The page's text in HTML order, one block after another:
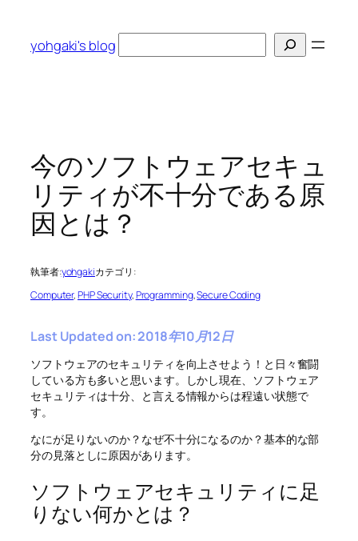
yohgaki's blog
索
今のソフトウェアセキュ
リティが不十分である原
因とは？
執筆者:yohgakiカテゴリ:
Computer, PHP Security, Programming, Secure Coding
Last Updated on: 2018年10月12日
ソフトウェアのセキュリティを向上させよう！と日々奮闘
している方も多いと思います。しかし現在、ソフトウェア
セキュリティは十分、と言える情報からは程遠い状態で
す。
なにが足りないのか？なぜ不十分になるのか？基本的な部
分の見落としに原因があります。
ソフトウェアセキュリティに足
りない何かとは？